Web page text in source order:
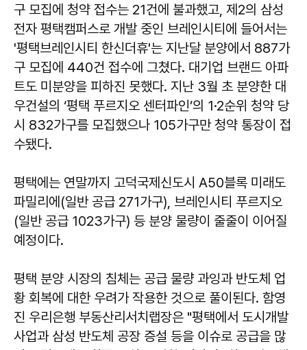
구 모집에 청약 접수는 21건에 불과했고, 제2의 삼성
전자 평택캠퍼스로 개발 중인 브레인시티에 들어서는
'평택브레인시티 한신더휴'는 지난달 분양에서 887가
구 모집에 440건 접수에 그쳤다. 대기업 브랜드 아파
트도 미분양을 피하진 못했다. 지난 3월 초 분양한 대
우건설의 ‘평택 푸르지오 센터파인’의 1·2순위 청약 당
시 832가구를 모집했으나 105가구만 청약 통장이 접
수됐다.
평택에는 연말까지 고덕국제신도시 A50블록 미래도
파밀리에(일반 공급 271가구), 브레인시티 푸르지오
(일반 공급 1023가구) 등 분양 물량이 줄줄이 이어질
예정이다.
평택 분양 시장의 침체는 공급 물량 과잉과 반도체 업
황 회복에 대한 우려가 작용한 것으로 풀이된다. 함영
진 우리은행 부동산리서치랩장은 "평택에서 도시개발
사업과 삼성 반도체 공장 증설 등을 이슈로 공급을 많